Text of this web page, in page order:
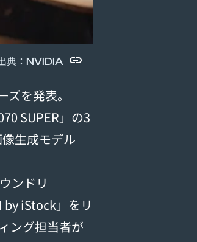
典： NVIDIA
を発表。
SUPER」の3
生成モデル
ンドリ
by iStock」をリ
ング担当者が